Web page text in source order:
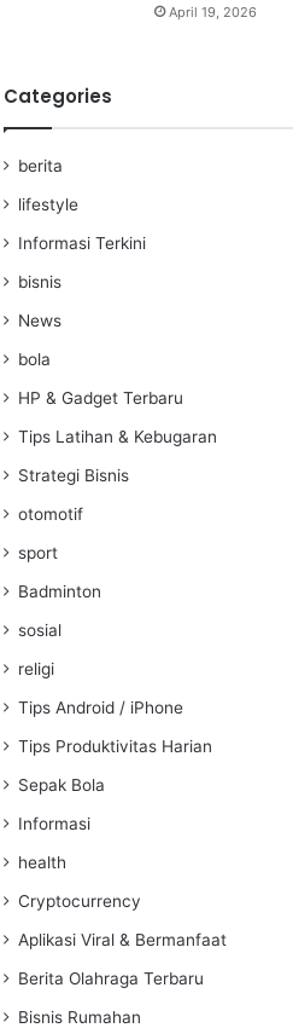
April 19, 2026
Categories
berita
lifestyle
Informasi Terkini
bisnis
News
bola
HP & Gadget Terbaru
Tips Latihan & Kebugaran
Strategi Bisnis
otomotif
sport
Badminton
sosial
religi
Tips Android / iPhone
Tips Produktivitas Harian
Sepak Bola
Informasi
health
Cryptocurrency
Aplikasi Viral & Bermanfaat
Berita Olahraga Terbaru
Bisnis Rumahan